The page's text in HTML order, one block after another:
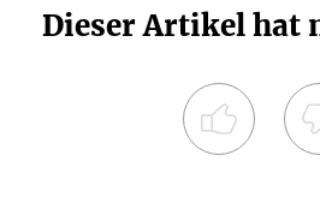
Dieser Artikel hat